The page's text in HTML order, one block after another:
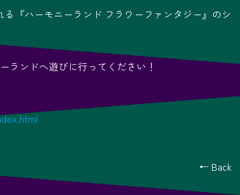
『ハーモニーランド フラワーファンタジー』のシ
ランドへ遊びに行ってください！
← Back